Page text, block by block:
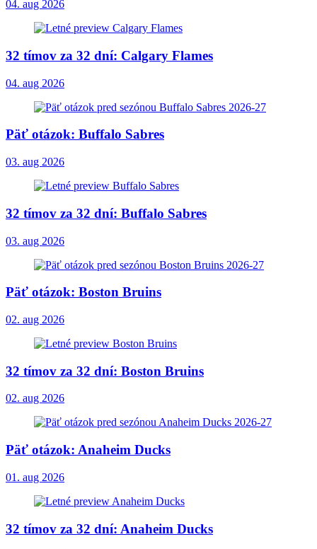
04. aug 2026
32 tímov za 32 dní: Calgary Flames
04. aug 2026
Päť otázok: Buffalo Sabres
03. aug 2026
32 tímov za 32 dní: Buffalo Sabres
03. aug 2026
Päť otázok: Boston Bruins
02. aug 2026
32 tímov za 32 dní: Boston Bruins
02. aug 2026
Päť otázok: Anaheim Ducks
01. aug 2026
32 tímov za 32 dní: Anaheim Ducks